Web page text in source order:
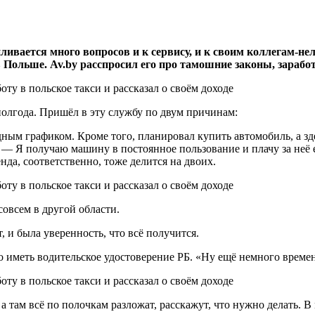
много вопросов и к сервису, и к своим коллегам-
Av.by расспросил его про тамошние законы,
Пришёл в эту службу по двум причинам:
графиком. Кроме того, планировал купить автомобиль, а
Я получаю машину в постоянное пользование и плачу за неё
соответственно, тоже делится на двоих.
в другой области.
была уверенность, что всё получится.
иметь водительское удостоверение РБ. «Ну ещё немного
всё по полочкам разложат, расскажут, что нужно делать.